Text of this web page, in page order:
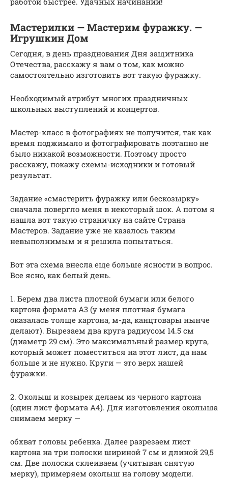
Мастерилки — Мастерим фуражку. —
Игрушкин Дом
Сегодня, в день празднования Дня защитника
Отечества, расскажу я вам о том, как можно
самостоятельно изготовить вот такую фуражку.
Необходимый атрибут многих праздничных
школьных выступлений и концертов.
Мастер-класс в фотографиях не получится, так как
время поджимало и фотографировать поэтапно не
было никакой возможности. Поэтому просто
расскажу, покажу схемы-исходники и готовый
результат.
Задание «смастерить фуражку или бескозырку»
сначала повергло меня в некоторый шок. А потом я
нашла вот такую страничку на сайте Страна
Мастеров. Задание уже не казалось таким
невыполнимым и я решила попытаться.
Вот эта схема внесла еще больше ясности в вопрос.
Все ясно, как белый день.
1. Берем два листа плотной бумаги или белого
картона формата А3 (у меня плотная бумага
оказалась толще картона, м-да, канцтовары нынче
делают). Вырезаем два круга радиусом 14.5 см
(диаметр 29 см). Это максимальный размер круга,
который может поместиться на этот лист, да нам
больше и не нужно. Круги — это верх нашей
фуражки.
2. Околыш и козырек делаем из черного картона
(один лист формата А4). Для изготовления околыша
снимаем мерку —
обхват головы ребенка. Далее разрезаем лист
картона на три полоски шириной 7 см и длиной 29,5
см. Две полоски склеиваем (учитывая снятую
мерку), примеряем околыш на голову модели.